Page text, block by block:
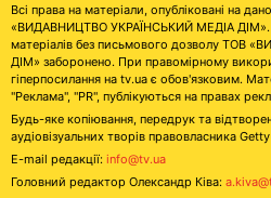
Всі права на матеріали, опубліковані на
«ВИДАВНИЦТВО УКРАЇНСЬКИЙ МЕДІА ДІМ».
матеріалів без письмового дозволу ТОВ
ДІМ» заборонено. При правомірному
гіперпосилання на tv.ua є обов'язковим.
"Реклама", "PR", публікуються на правах
Будь-яке копіювання, передрук та
аудіовізуальних творів правовласника
E-mail редакції: info@tv.ua
Головний редактор Олександр Ківа: